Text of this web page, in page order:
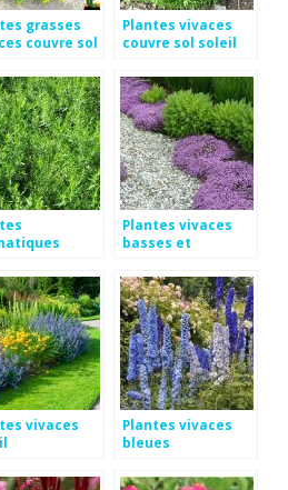
grasses
couvre sol
Plantes vivaces
couvre sol soleil
Plantes vivaces
basses et
vivaces
Plantes vivaces
bleues